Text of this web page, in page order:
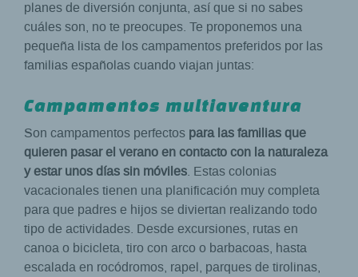
planes de diversión conjunta, así que si no sabes
cuáles son, no te preocupes. Te proponemos una
pequeña lista de los campamentos preferidos por las
familias españolas cuando viajan juntas:
Campamentos multiaventura
Son campamentos perfectos para las familias que
quieren pasar el verano en contacto con la naturaleza
y estar unos días sin móviles. Estas colonias
vacacionales tienen una planificación muy completa
para que padres e hijos se diviertan realizando todo
tipo de actividades. Desde excursiones, rutas en
canoa o bicicleta, tiro con arco o barbacoas, hasta
escalada en rocódromos, rapel, parques de tirolinas,